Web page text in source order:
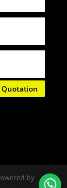
Dapatkan Quotation
by